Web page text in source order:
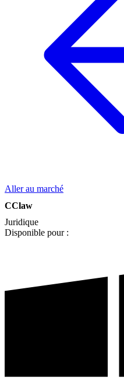
Aller au marché
CClaw
Juridique
Disponible pour :